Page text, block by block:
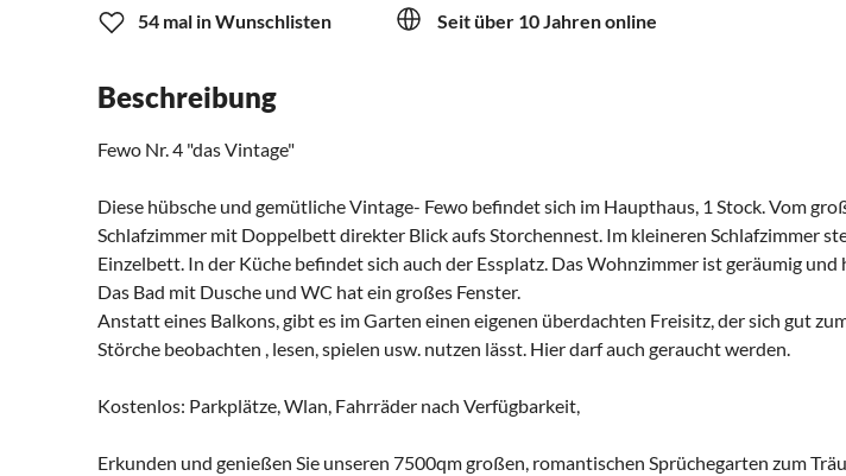
54 mal in Wunschlisten Seit über 10 Jahren online
Beschreibung
Fewo Nr. 4 "das Vintage"
Diese hübsche und gemütliche Vintage- Fewo befindet sich im Haupthaus, 1 Stock. Vom
Schlafzimmer mit Doppelbett direkter Blick aufs Storchennest. Im kleineren Schlafzimmer
Einzelbett. In der Küche befindet sich auch der Essplatz. Das Wohnzimmer ist geräumig und
Das Bad mit Dusche und WC hat ein großes Fenster.
Anstatt eines Balkons, gibt es im Garten einen eigenen überdachten Freisitz, der sich gut
Störche beobachten , lesen, spielen usw. nutzen lässt. Hier darf auch geraucht werden.
Kostenlos: Parkplätze, Wlan, Fahrräder nach Verfügbarkeit,
Erkunden und genießen Sie unseren 7500qm großen, romantischen Sprüchegarten zum